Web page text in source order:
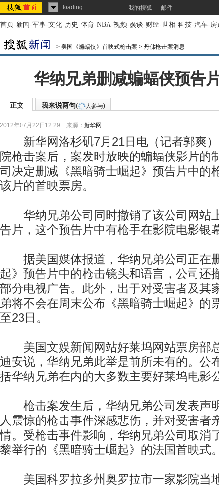
loading... 我的搜狐 邮件
首页-新闻-军事-文化-历史-体育-NBA-视频-娱谈-财经-世相-科技-汽车-房
> 美国《蝙蝠侠》首映式枪击案 > 丹佛枪击案消息
华纳兄弟删减蝙蝠侠预告
正文 我来说两句( 人参与)
2012年07月22日12:29 来源： 新华网
新华网洛杉矶7月21日电（记者郭爽）
院枪击案后，案发时放映的蝙蝠侠影片的
司决定删减《黑暗骑士崛起》预告片中的
该片的首映票房。
华纳兄弟公司同时撤销了该公司网站
告片，这个预告片中有枪手在影院电影银
据美国媒体报道，华纳兄弟公司正在
起》预告片中的枪击镜头和语言，公司还
部分电视广告。此外，出于对受害者及其
弟将不会在周末公布《黑暗骑士崛起》的
至23日。
美国文娱新闻网站好莱坞网站票房部
迪安说，华纳兄弟此举是前所未有的。公
括华纳兄弟在内的大多数主要好莱坞电影
枪击案发生后，华纳兄弟公司发表声
人震惊的枪击事件深感悲伤，并对受害者
情。受枪击事件影响，华纳兄弟公司取消
黎举行的《黑暗骑士崛起》的法国首映式
美国科罗拉多州奥罗拉市一家影院当